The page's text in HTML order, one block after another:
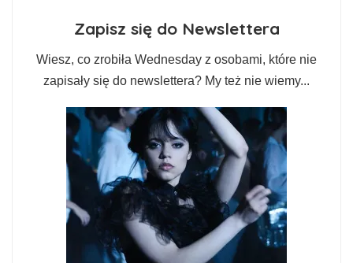
Zapisz się do Newslettera
Wiesz, co zrobiła Wednesday z osobami, które nie
zapisały się do newslettera? My też nie wiemy...